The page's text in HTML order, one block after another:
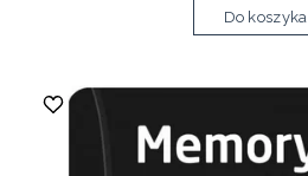
Do koszyka